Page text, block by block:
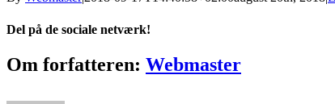
Del på de sociale netværk!
Facebook
Twitter
Reddit
LinkedIn
Tumblr
Pinterest
Vk
E-
mail
Om forfatteren: Webmaster